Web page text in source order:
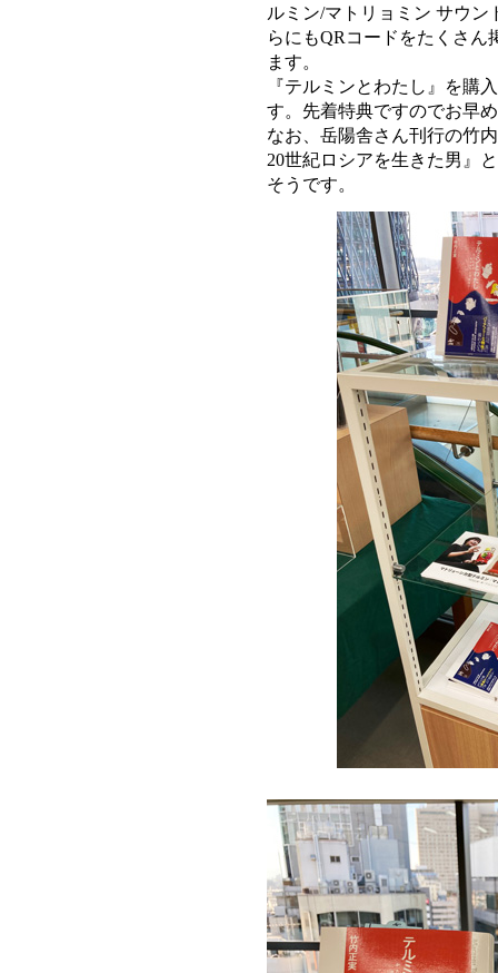
ルミン/マトリョミン サウ
らにもQRコードをたくさ
ます。
『テルミンとわたし』を購
す。先着特典ですのでお早
なお、岳陽舎さん刊行の竹
20世紀ロシアを生きた男』
そうです。